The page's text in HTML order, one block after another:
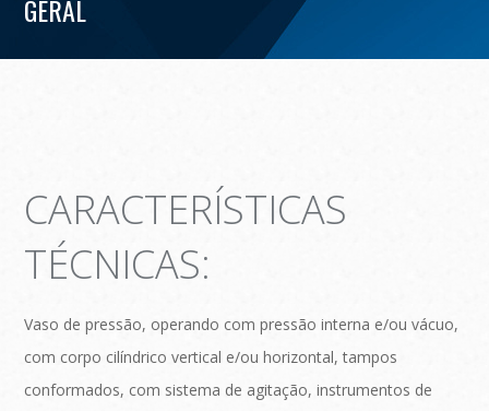
GERAL
CARACTERÍSTICAS
TÉCNICAS:
Vaso de pressão, operando com pressão interna e/ou vácuo,
com corpo cilíndrico vertical e/ou horizontal, tampos
conformados, com sistema de agitação, instrumentos de